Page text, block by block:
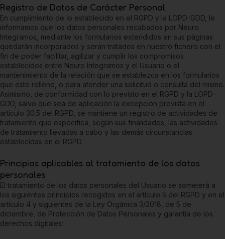
Registro de Datos de Carácter Personal
En cumplimiento de lo establecido en el RGPD y la LOPD-GDD, le
informamos que los datos personales recabados por Neuro
Integramos , mediante los formularios extendidos en sus páginas
quedarán incorporados y serán tratados en nuestro fichero con el
fin de poder facilitar, agilizar y cumplir los compromisos
establecidos entre Neuro Integramos y el Usuario o el
mantenimiento de la relación que se establezca en los formularios
que este rellene, o para atender una solicitud o consulta del mismo.
Asimismo, de conformidad con lo previsto en el RGPD y la LOPD-
GDD, salvo que sea de aplicación la excepción prevista en el
artículo 30.5 del RGPD, se mantiene un registro de actividades de
tratamiento que especifica, según sus finalidades, las actividades
de tratamiento llevadas a cabo y las demás circunstancias
establecidas en el RGPD.
Principios aplicables al tratamiento de los datos
personales
El tratamiento de los datos personales del Usuario se someterá a
los siguientes principios recogidos en el artículo 5 del RGPD y en el
artículo 4 y siguientes de la Ley Orgánica 3/2018, de 5 de
diciembre, de Protección de Datos Personales y garantía de los
derechos digitales: